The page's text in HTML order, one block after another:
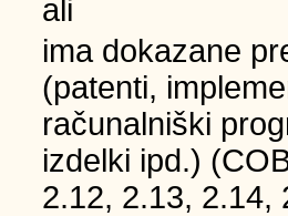
ali
ima dokazane
(patenti,
računalniški
izdelki ipd.)
2.12, 2.13, 2.14,